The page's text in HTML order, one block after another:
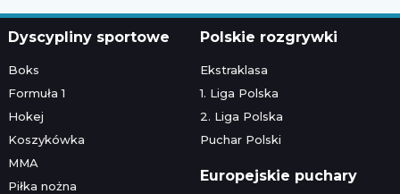
Dyscypliny sportowe
Boks
Formuła 1
Hokej
Koszykówka
MMA
Piłka nożna
Polskie rozgrywki
Ekstraklasa
1. Liga Polska
2. Liga Polska
Puchar Polski
Europejskie puchary